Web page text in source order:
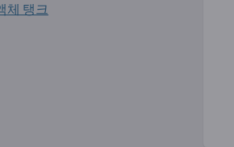
체 탱크